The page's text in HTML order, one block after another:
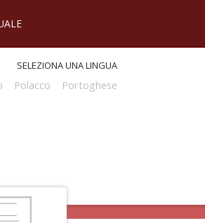
SELEZIONA UNA LINGUA
Polacco Portoghese